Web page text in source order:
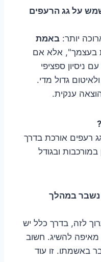
על גג הרעפים
יותר: באמת
בעצמך", אלא אם
ניסיון ספציפי
גדול מדי.
ענקית.
רעפים אורכת בדרך
ובגודל
במהלך
לזה, בדרך כלל יש
מאיפה להשיג. חשוב
באשמתו. זו עוד